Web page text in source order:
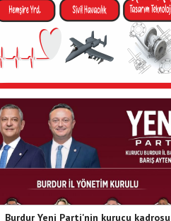
Burdur Yeni Parti'nin kurucu kadrosu